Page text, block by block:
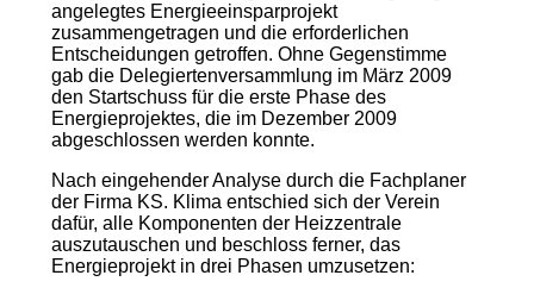
angelegtes Energieeinsparprojekt
zusammengetragen und die erforderlichen
Entscheidungen getroffen. Ohne Gegenstimme
gab die Delegiertenversammlung im März 2009
den Startschuss für die erste Phase des
Energieprojektes, die im Dezember 2009
abgeschlossen werden konnte.
Nach eingehender Analyse durch die Fachplaner
der Firma KS. Klima entschied sich der Verein
dafür, alle Komponenten der Heizzentrale
auszutauschen und beschloss ferner, das
Energieprojekt in drei Phasen umzusetzen: